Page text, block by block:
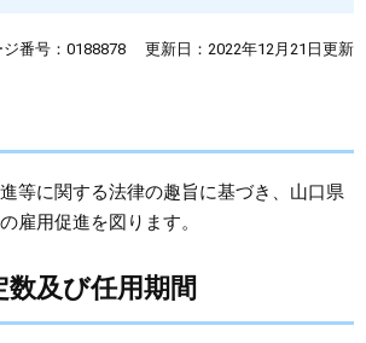
ーツ
ジ番号：0188878 更新日：2022年12月21日更新
等に関する法律の趣旨に基づき、山口県
雇用促進を図ります。
及び任用期間